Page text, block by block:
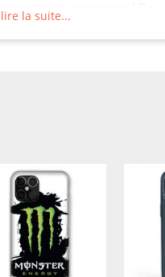
coûte très cher qu'il est
s'enfoncent définitivement,
lire la suite...